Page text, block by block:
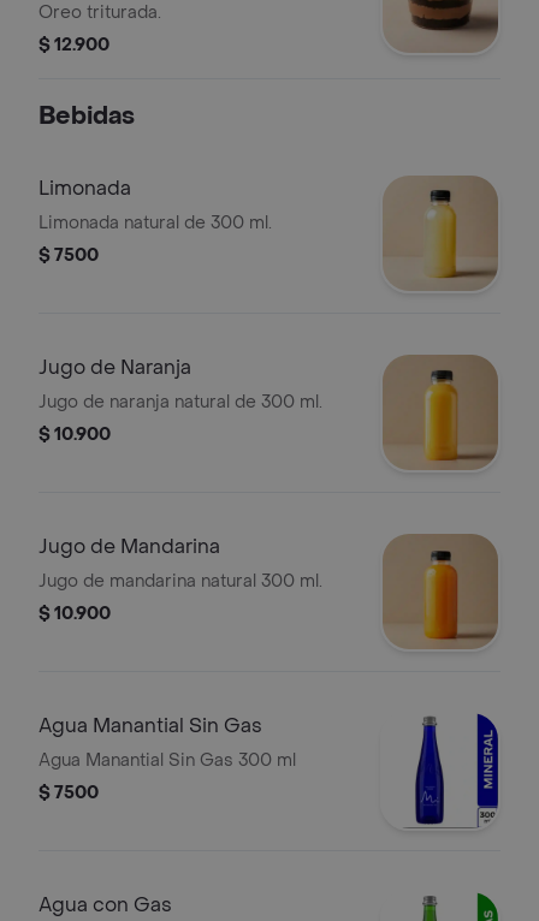
Oreo triturada.
$ 12.900
Bebidas
Limonada
Limonada natural de 300 ml.
$ 7500
Jugo de Naranja
Jugo de naranja natural de 300 ml.
$ 10.900
Jugo de Mandarina
Jugo de mandarina natural 300 ml.
$ 10.900
Agua Manantial Sin Gas
Agua Manantial Sin Gas 300 ml
$ 7500
Agua con Gas